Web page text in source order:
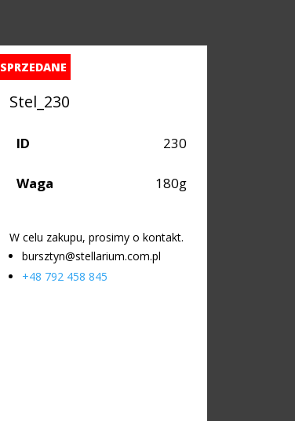
SPRZEDANE
Stel_230
ID 230
Waga 180g
W celu zakupu, prosimy o kontakt.
bursztyn@stellarium.com.pl
+48 792 458 845